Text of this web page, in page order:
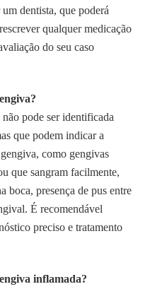
dentista, que poderá
qualquer medicação
do seu caso
pode ser identificada
que podem indicar a
como gengivas
que sangram facilmente,
boca, presença de pus entre
É recomendável
preciso e tratamento
inflamada?